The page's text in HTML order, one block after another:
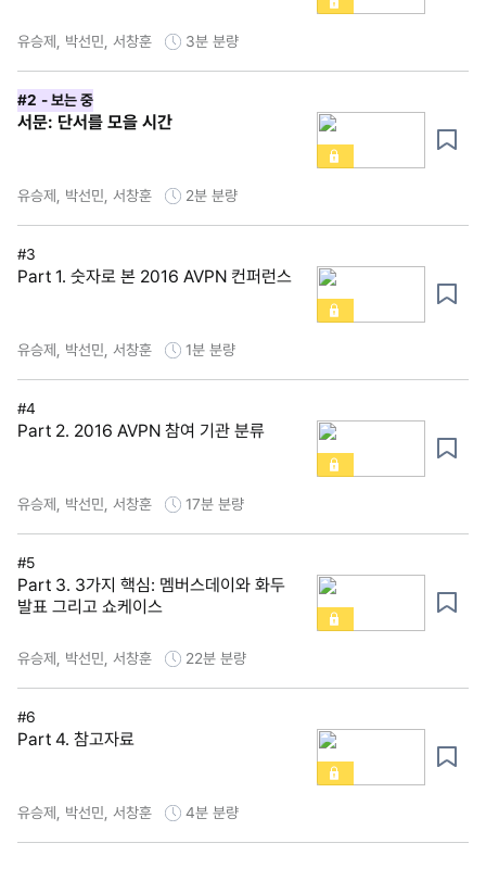
유승제, 박선민, 서창훈 3분 분량
#2 - 보는 중
서문: 단서를 모을 시간
유승제, 박선민, 서창훈 2분 분량
#3
Part 1. 숫자로 본 2016 AVPN 컨퍼런스
유승제, 박선민, 서창훈 1분 분량
#4
Part 2. 2016 AVPN 참여 기관 분류
유승제, 박선민, 서창훈 17분 분량
#5
Part 3. 3가지 핵심: 멤버스데이와 화두
발표 그리고 쇼케이스
유승제, 박선민, 서창훈 22분 분량
#6
Part 4. 참고자료
유승제, 박선민, 서창훈 4분 분량